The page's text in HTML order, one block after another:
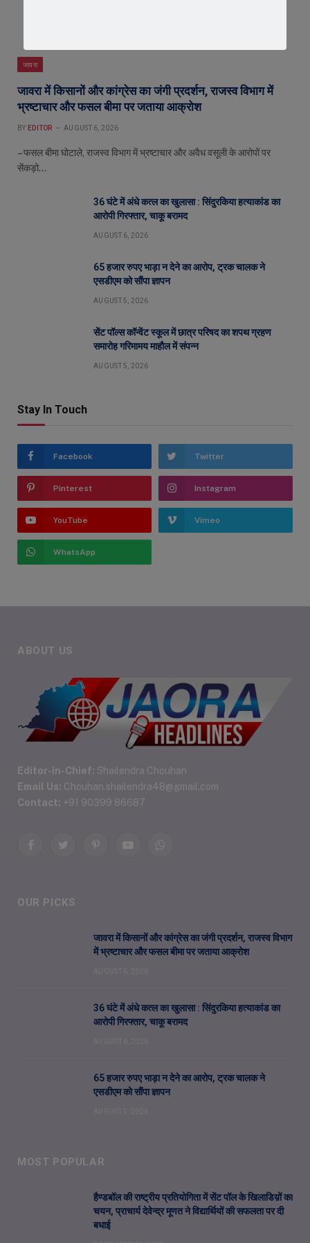
जावरा
जावरा में किसानों और कांग्रेस का जंगी प्रदर्शन, राजस्व विभाग में
भ्रष्टाचार और फसल बीमा पर जताया आक्रोश
BY EDITOR AUGUST 6, 2026
– फसल बीमा घोटाले, राजस्व विभाग में भ्रष्टाचार और अवैध वसूली के आरोपों पर
सेंकड़ो…
36 घंटे में अंधे कत्ल का खुलासा : सिंदुरकिया हत्याकांड का
आरोपी गिरफ्तार, चाकू बरामद
AUGUST 6, 2026
65 हजार रुपए भाड़ा न देने का आरोप, ट्रक चालक ने
एसडीएम को सौंपा ज्ञापन
AUGUST 5, 2026
सेंट पॉल्स कॉन्वेंट स्कूल में छात्र परिषद का शपथ ग्रहण
समारोह गरिमामय माहौल में संपन्न
AUGUST 5, 2026
Stay In Touch
Facebook Twitter
Pinterest Instagram
YouTube Vimeo
WhatsApp
ABOUT US
Editor-in-Chief: Shailendra Chouhan
Email Us: Chouhan.shailendra48@gmail.com
Contact: +91 90399 86687
FacebookTwitterPinterestYouTubeWhatsApp
OUR PICKS
जावरा में किसानों और कांग्रेस का जंगी प्रदर्शन, राजस्व विभाग
में भ्रष्टाचार और फसल बीमा पर जताया आक्रोश
36 घंटे में अंधे कत्ल का खुलासा : सिंदुरकिया हत्याकांड का
आरोपी गिरफ्तार, चाकू बरामद
65 हजार रुपए भाड़ा न देने का आरोप, ट्रक चालक ने
एसडीएम को सौंपा ज्ञापन
MOST POPULAR
हैण्डबॉल की राष्ट्रीय प्रतियोगिता में सेंट पॉल के खिलाडिय़ों का
चयन, प्राचार्य देवेन्द्र मूणत ने विद्यार्थियों की सफलता पर दी
बधाई